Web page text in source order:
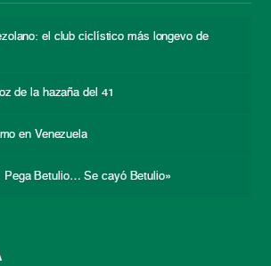
el club ciclístico más longevo de
de la hazaña del 41
en Venezuela
Betulio… Se cayó Betulio»